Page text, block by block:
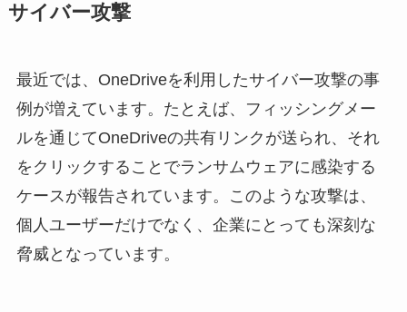
サイバー攻撃
最近では、OneDriveを利用したサイバー攻撃の事
例が増えています。たとえば、フィッシングメー
ルを通じてOneDriveの共有リンクが送られ、それ
をクリックすることでランサムウェアに感染する
ケースが報告されています。このような攻撃は、
個人ユーザーだけでなく、企業にとっても深刻な
脅威となっています。